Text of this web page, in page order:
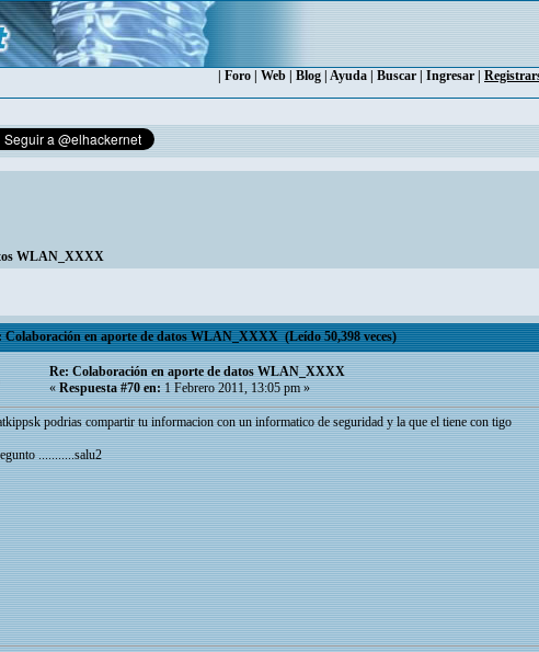
Foro Web Blog Ayuda Buscar Ingresar
WLAN_XXXX
Colaboración en aporte de datos WLAN_XXXX (Leído 50,398 veces)
Re: Colaboración en aporte de datos WLAN_XXXX
«Respuesta #70 en:1 Febrero 2011, 13:05 pm »
podrias compartir tu informacion con un informatico de seguridad y la que el tiene con tigo
...........salu2